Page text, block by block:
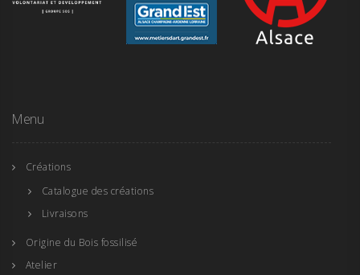
Menu
Créations
Catalogue des créations
Livraisons
Origine du Bois fossilisé
Atelier